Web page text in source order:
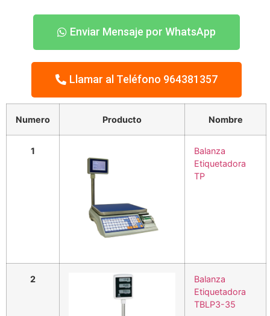
Enviar Mensaje por WhatsApp
Llamar al Teléfono 964381357
Numero Producto Nombre
1
Balanza
Etiquetadora
TP
2
Balanza
Etiquetadora
TBLP3-35